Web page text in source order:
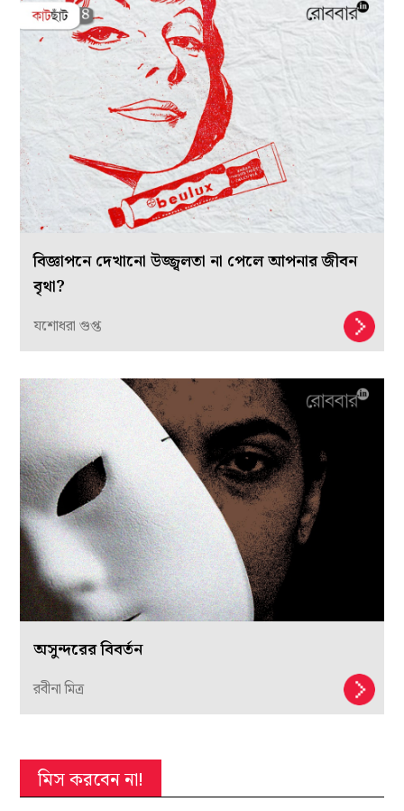
বিজ্ঞাপনে দেখানো উজ্জ্বলতা না পেলে আপনার জীবন
বৃথা?
যশোধরা গুপ্ত
অসুন্দরের বিবর্তন
রবীনা মিত্র
মিস করবেন না!